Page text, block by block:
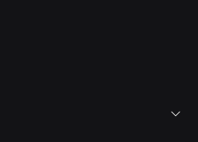
wiadomości